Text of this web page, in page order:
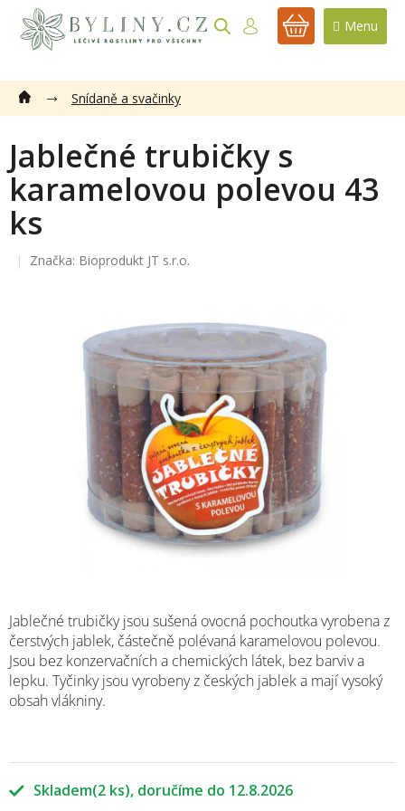
obsah
NÁKUPNÍ
Snídaně a svačinky
Jablečné trubičky s
karamelovou polevou 43
ks
Značka: Bioprodukt JT s.r.o.
Skladem(2 ks) 12.8.2026
Jablečné trubičky jsou sušená ovocná pochoutka vyrobena z
čerstvých jablek, částečně polévaná karamelovou polevou.
Jsou bez konzervačních a chemických látek, bez barviv a
lepku. Tyčinky jsou vyrobeny z českých jablek a mají vysoký
obsah vlákniny.